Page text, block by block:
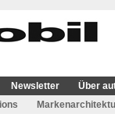
Newsletter
Über